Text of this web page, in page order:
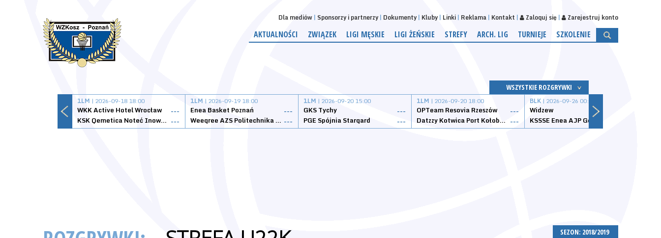
Dla mediów Sponsorzy i partnerzy Dokumenty Kluby Linki Reklama Kontakt Zaloguj się Zarejestruj konto
AKTUALNOŚCI ZWIĄZEK LIGI MĘSKIE LIGI ŻEŃSKIE STREFY ARCH. LIG TURNIEJE SZKOLENIE
WSZYSTKIE ROZGRYWKI
1LM | 2026-09-18 18:00
WKK Active Hotel Wrocław
---
KSK Qemetica Noteć Inowrocław ---
1LM | 2026-09-19 18:00
Enea Basket Poznań
---
Weegree AZS Politechnika Opolska ---
1LM | 2026-09-20 15:00
GKS Tychy
---
PGE Spójnia Stargard
---
1LM | 2026-09-20 18:00
OPTeam Resovia Rzeszów
---
Datzzy Kotwica Port Kołobrzeg ---
BLK | 2026-09-26 00:00
Widzew
SEZON: 2018/2019